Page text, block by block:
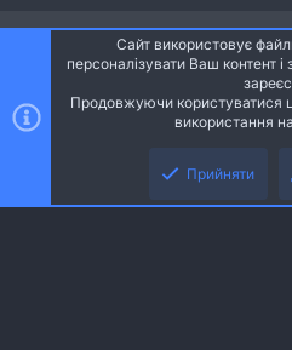
Ніч
Українська (UA)
S
Community platform by XenForo® ©
Community platform by XenForo ©
Сайт використовує
персоналізувати Ваш контент
Продовжуючи користуватися
використання
Прийняти